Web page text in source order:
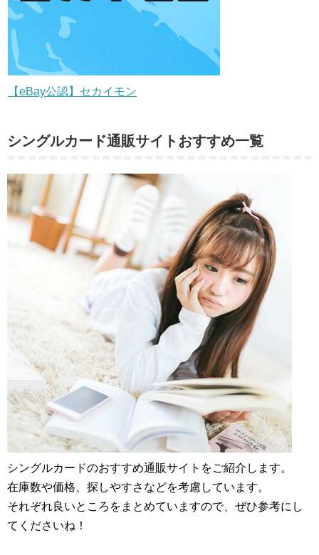
【eBay公認】セカイモン
シングルカード通販サイトおすすめ一覧
シングルカードのおすすめ通販サイトをご紹介します。
在庫数や価格、探しやすさなどを考慮しています。
それぞれ良いところをまとめていますので、ぜひ参考にし
てくださいね！